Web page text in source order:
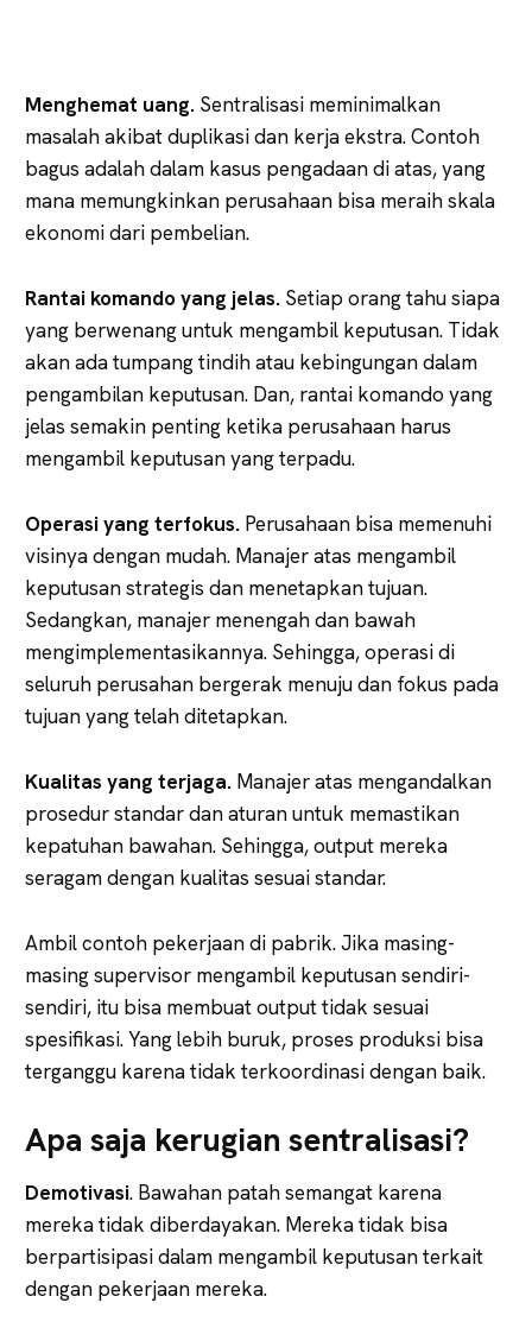
Menghemat uang. Sentralisasi meminimalkan
masalah akibat duplikasi dan kerja ekstra. Contoh
bagus adalah dalam kasus pengadaan di atas, yang
mana memungkinkan perusahaan bisa meraih skala
ekonomi dari pembelian.
Rantai komando yang jelas. Setiap orang tahu siapa
yang berwenang untuk mengambil keputusan. Tidak
akan ada tumpang tindih atau kebingungan dalam
pengambilan keputusan. Dan, rantai komando yang
jelas semakin penting ketika perusahaan harus
mengambil keputusan yang terpadu.
Operasi yang terfokus. Perusahaan bisa memenuhi
visinya dengan mudah. Manajer atas mengambil
keputusan strategis dan menetapkan tujuan.
Sedangkan, manajer menengah dan bawah
mengimplementasikannya. Sehingga, operasi di
seluruh perusahan bergerak menuju dan fokus pada
tujuan yang telah ditetapkan.
Kualitas yang terjaga. Manajer atas mengandalkan
prosedur standar dan aturan untuk memastikan
kepatuhan bawahan. Sehingga, output mereka
seragam dengan kualitas sesuai standar.
Ambil contoh pekerjaan di pabrik. Jika masing-
masing supervisor mengambil keputusan sendiri-
sendiri, itu bisa membuat output tidak sesuai
spesifikasi. Yang lebih buruk, proses produksi bisa
terganggu karena tidak terkoordinasi dengan baik.
Apa saja kerugian sentralisasi?
Demotivasi. Bawahan patah semangat karena
mereka tidak diberdayakan. Mereka tidak bisa
berpartisipasi dalam mengambil keputusan terkait
dengan pekerjaan mereka.